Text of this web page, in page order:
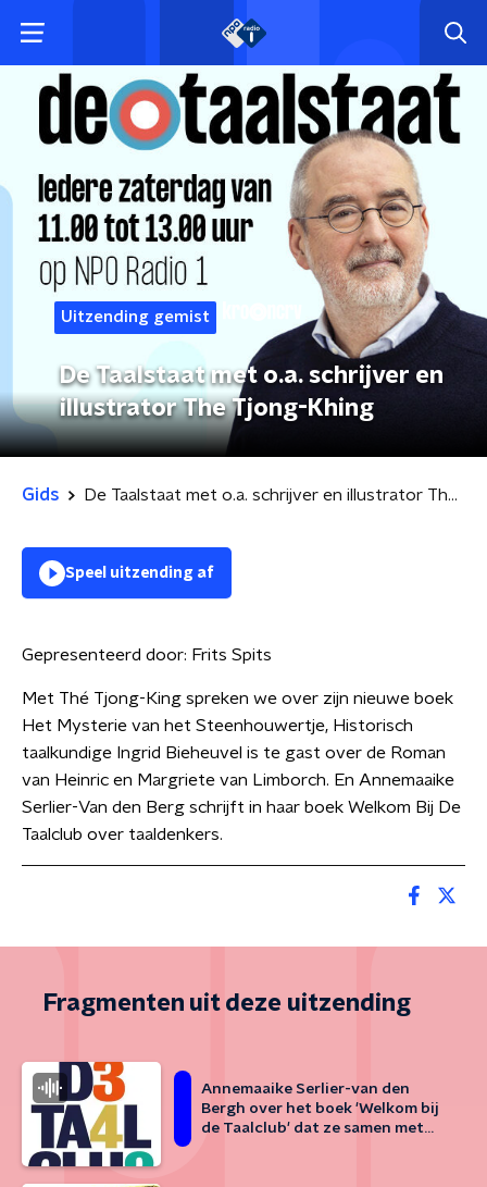
Uitzending gemist
De Taalstaat met o.a. schrijver en
illustrator The Tjong-Khing
Gids De Taalstaat met o.a. schrijver en illustrator The Tjong-Khing
Speel uitzending af
Gepresenteerd door: Frits Spits
Met Thé Tjong-King spreken we over zijn nieuwe boek
Het Mysterie van het Steenhouwertje, Historisch
taalkundige Ingrid Bieheuvel is te gast over de Roman
van Heinric en Margriete van Limborch. En Annemaaike
Serlier-Van den Berg schrijft in haar boek Welkom Bij De
Taalclub over taaldenkers.
Fragmenten uit deze uitzending
Annemaaike Serlier-van den
Bergh over het boek 'Welkom bij
de Taalclub' dat ze samen met